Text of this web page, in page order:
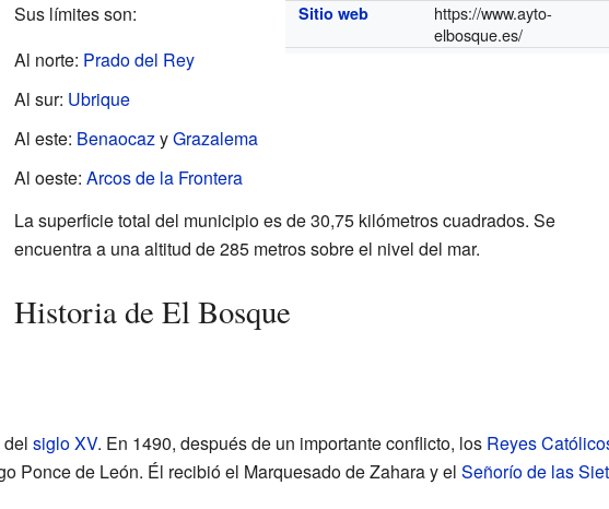
Sitio web
https://www.ayto-
elbosque.es/
Sus límites son:
Al norte: Prado del Rey
Al sur: Ubrique
Al este: BenaocazyGrazalema
Al oeste: Arcos de la Frontera
La superficie total del municipio es de 30,75 kilómetros cuadrados. Se
encuentra a una altitud de 285 metros sobre el nivel del mar.
Historia de El Bosque
siglo XV. En 1490, después de un importante conflicto, los Reyes
Ponce de León. Él recibió el Marquesado de Zahara y el Señorío de las